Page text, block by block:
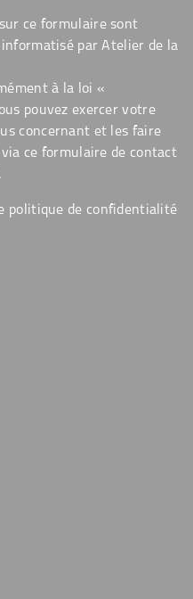
ce formulaire sont
par Atelier de la
à la loi «
pouvez exercer votre
concernant et les faire
ce formulaire de contact
politique de confidentialité